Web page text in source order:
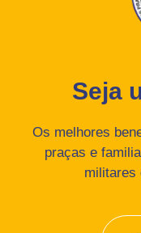
Seja
Os melhores
praças e
militares